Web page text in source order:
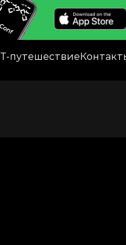
IT-путешествие